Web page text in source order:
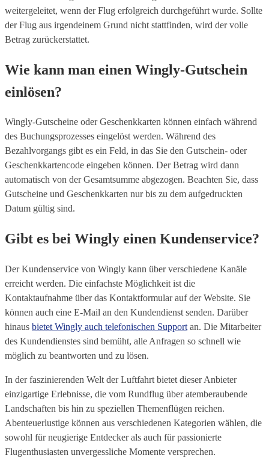
weitergeleitet, wenn der Flug erfolgreich durchgeführt wurde. Sollte
der Flug aus irgendeinem Grund nicht stattfinden, wird der volle
Betrag zurückerstattet.
Wie kann man einen Wingly-Gutschein
einlösen?
Wingly-Gutscheine oder Geschenkkarten können einfach während
des Buchungsprozesses eingelöst werden. Während des
Bezahlvorgangs gibt es ein Feld, in das Sie den Gutschein- oder
Geschenkkartencode eingeben können. Der Betrag wird dann
automatisch von der Gesamtsumme abgezogen. Beachten Sie, dass
Gutscheine und Geschenkkarten nur bis zu dem aufgedruckten
Datum gültig sind.
Gibt es bei Wingly einen Kundenservice?
Der Kundenservice von Wingly kann über verschiedene Kanäle
erreicht werden. Die einfachste Möglichkeit ist die
Kontaktaufnahme über das Kontaktformular auf der Website. Sie
können auch eine E-Mail an den Kundendienst senden. Darüber
hinaus bietet Wingly auch telefonischen Support an. Die Mitarbeiter
des Kundendienstes sind bemüht, alle Anfragen so schnell wie
möglich zu beantworten und zu lösen.
In der faszinierenden Welt der Luftfahrt bietet dieser Anbieter
einzigartige Erlebnisse, die vom Rundflug über atemberaubende
Landschaften bis hin zu speziellen Themenflügen reichen.
Abenteuerlustige können aus verschiedenen Kategorien wählen, die
sowohl für neugierige Entdecker als auch für passionierte
Flugenthusiasten unvergessliche Momente versprechen.